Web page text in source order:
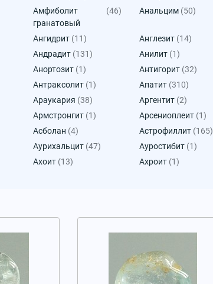
Амфиболит
гранатовый
(46) Анальцим (50)
Ангидрит (11) Англезит (14)
Андрадит (131) Анилит (1)
Анортозит (1) Антигорит (32)
Антраксолит (1) Апатит (310)
Араукария (38) Аргентит (2)
Армстронгит (1) Арсениоплеит (1)
Асболан (4) Астрофиллит (165)
Аурихальцит (47) Ауростибит (1)
Ахоит (13) Ахроит (1)